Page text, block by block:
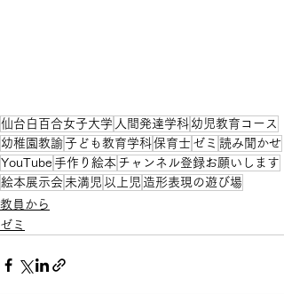
仙台白百合女子大学 人間発達学科幼児教育コース
幼稚園教諭子ども教育学科保育士 ゼミ 読み聞かせ
YouTube 手作り絵本 チャンネル登録お願いします
絵本展示会 未満児 以上児 造形表現の遊び場
教員から
ゼミ